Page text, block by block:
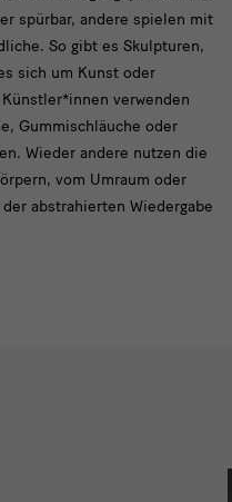
spürbar, andere spielen mit
So gibt es Skulpturen,
sich um Kunst oder
verwenden
Gummischläuche oder
Wieder andere nutzen die
vom Umraum oder
abstrahierten Wiedergabe